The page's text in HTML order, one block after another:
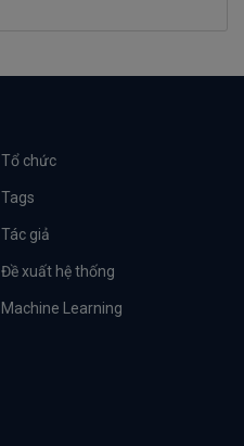
Tổ chức
Tags
Tác giả
Đề xuất hệ thống
Machine Learning